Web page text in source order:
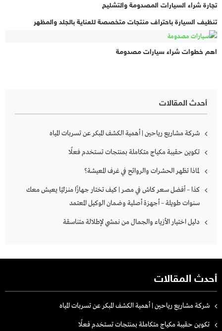
تجارة شراء السيارات المصدومة والتشليح
تنظيف السيارة باحتراف منتجات متخصصة للعناية بالجلد والمظهر
اهم خطوات شراء سيارات مصدومة
أحدث المقالات
شركة مشاريع رياحين | أهمية الكشف المبكر عن تسربات المياه
تكوين حقيبة مكياج متكاملة بمنتجات تستخدم فعلًا
لماذا تظهر الحشرات والروائح في غرف المعيشة؟
كذا – أفضل سعر كاش في مصر | كيف تختار جهازًا منزليًا يعيش معك
سنوات طويلة – أجهزة أصلية وضمان الوكيل المعتمد
دليل اختيار الأزياء والجمال من نمشي لإطلالة متناسقة
أحدث المقالات
شركة مشاريع رياحين | أهمية الكشف المبكر عن تسربات المياه
تكوين حقيبة مكياج متكاملة بمنتجات تستخدم فعلًا